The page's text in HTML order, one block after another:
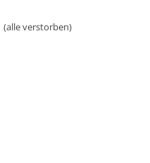
(alle verstorben)